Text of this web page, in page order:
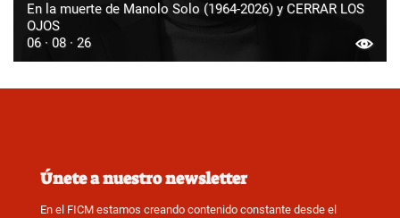
En la muerte de Manolo Solo (1964-2026) y CERRAR LOS
OJOS
06 · 08 · 26
Únete a nuestro newsletter
En el FICM estamos creando contenido constante desde el